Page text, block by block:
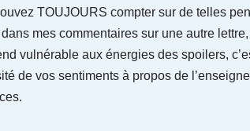
TOUJOURS compter sur de telles
mes commentaires sur une autre
vulnérable aux énergies des spoilers,
de vos sentiments à propos de